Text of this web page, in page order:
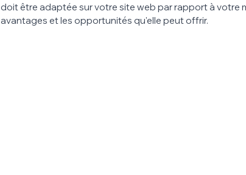
doit être adaptée sur votre site web par rapport à votre
avantages et les opportunités qu'elle peut offrir.